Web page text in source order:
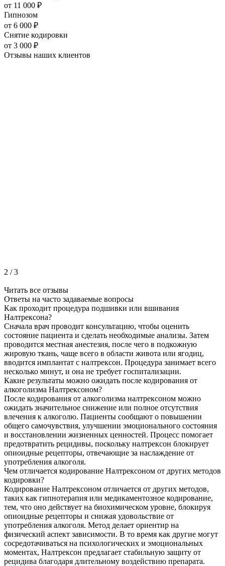
от 11 000 ₽
Гипнозом
от 6 000 ₽
Снятие кодировки
от 3 000 ₽
Отзывы наших клиентов
2 /3
Читать все отзывы
Ответы на часто задаваемые вопросы
Как проходит процедура подшивки или вшивания
Налтрексона?
Сначала врач проводит консультацию, чтобы оценить
состояние пациента и сделать необходимые анализы. Затем
проводится местная анестезия, после чего в подкожную
жировую ткань, чаще всего в области живота или ягодиц,
вводится имплантат с налтрексон. Процедура занимает всего
несколько минут, и она не требует госпитализации.
Какие результаты можно ожидать после кодирования от
алкоголизма Налтрексоном?
После кодирования от алкоголизма налтрексоном можно
ожидать значительное снижение или полное отсутствия
влечения к алкоголю. Пациенты сообщают о повышении
общего самочувствия, улучшении эмоционального состояния
и восстановлении жизненных ценностей. Процесс помогает
предотвратить рецидивы, поскольку налтрексон блокирует
опиоидные рецепторы, отвечающие за наслаждение от
употребления алкоголя.
Чем отличается кодирование Налтрексоном от других методов
кодировки?
Кодирование Налтрексоном отличается от других методов,
таких как гипнотерапия или медикаментозное кодирование,
тем, что оно действует на биохимическом уровне, блокируя
опиоидные рецепторы и снижая удовольствие от
употребления алкоголя. Метод делает ориентир на
физический аспект зависимости. В то время как другие могут
сосредотачиваться на психологических и эмоциональных
моментах, Налтрексон предлагает стабильную защиту от
рецидива благодаря длительному воздействию препарата.